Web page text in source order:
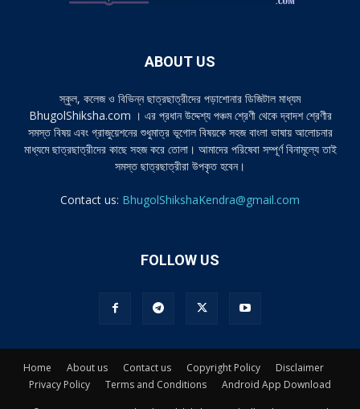
ABOUT US
স্কুল, কলেজ ও বিভিন্ন ছাত্রছাত্রীদের পড়াশোনার ডিজিটাল মাধ্যম
BhugolShiksha.com । এর প্রধান উদ্দেশ্য পঞ্চম শ্রেণী থেকে দ্বাদশ শ্রেণীর
সমস্ত বিষয় এবং গ্রাজুয়েশনের শুধুমাত্র ভূগোল বিষয়কে সহজ বাংলা ভাষায় আলোচনার
মাধ্যমে ছাত্রছাত্রীদের কাছে সহজ করে তোলা। আমাদের পরিষেবা সম্পূর্ণ বিনামূল্যে তাই
সমস্ত ছাত্রছাত্রীরা উপকৃত হবেন।
Contact us: BhugolShikshaKendra@gmail.com
FOLLOW US
Home About us Contact us Copyright Policy
Disclaimer
Privacy Policy
Terms and Conditions Android App Download